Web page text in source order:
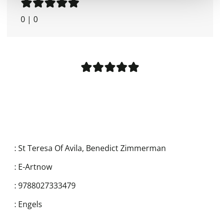
0 | 0
: St Teresa Of Avila, Benedict Zimmerman
: E-Artnow
: 9788027333479
: Engels